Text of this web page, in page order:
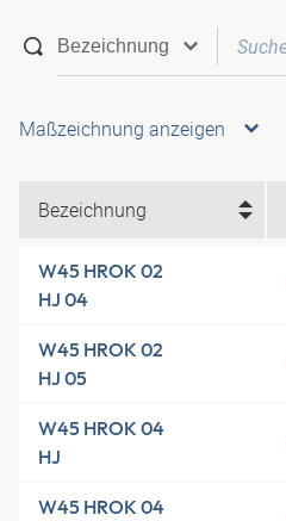
Maßzeichnung anzeigen
Bezeichnung
W45 HROK 02
HJ 04
W45 HROK 02
HJ 05
W45 HROK 04
HJ
W45 HROK 04